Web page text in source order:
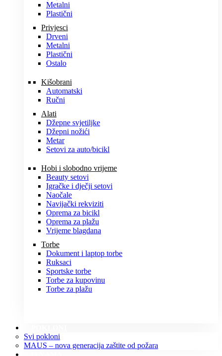
Metalni
Plastični
Privjesci
Drveni
Metalni
Plastični
Ostalo
Kišobrani
Automatski
Ručni
Alati
Džepne svjetiljke
Džepni nožići
Metar
Setovi za auto/bicikl
Hobi i slobodno vrijeme
Beauty setovi
Igračke i dječji setovi
Naočale
Navijački rekviziti
Oprema za bicikl
Oprema za plažu
Vrijeme blagdana
Torbe
Dokument i laptop torbe
Ruksaci
Sportske torbe
Torbe za kupovinu
Torbe za plažu
Svi pokloni
MAUS – nova generacija zaštite od požara